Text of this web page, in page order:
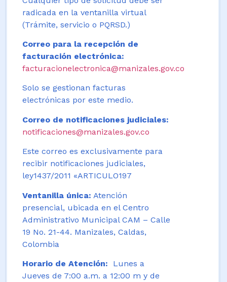
radicada en la ventanilla virtual
(Trámite, servicio o PQRSD.)
Correo para la recepción de
facturación electrónica:
facturacionelectronica@manizales.gov.co
Solo se gestionan facturas
electrónicas por este medio.
Correo de notificaciones judiciales:
notificaciones@manizales.gov.co
Este correo es exclusivamente para
recibir notificaciones judiciales,
ley1437/2011 «ARTICULO197
Ventanilla única: Atención
presencial, ubicada en el Centro
Administrativo Municipal CAM – Calle
19 No. 21-44. Manizales, Caldas,
Colombia
Horario de Atención:
Lunes a
Jueves de 7:00 a.m. a 12:00 m y de